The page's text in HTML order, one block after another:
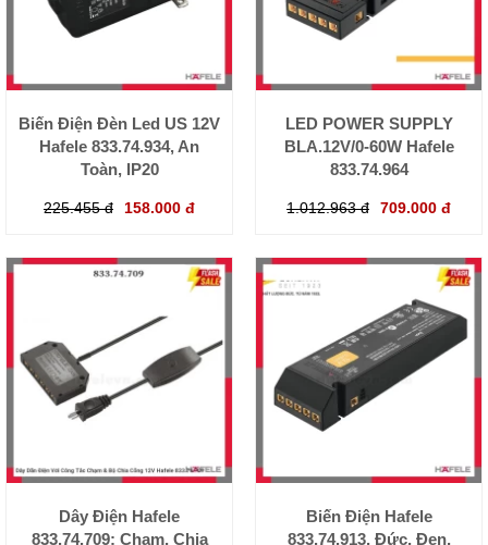
Biến Điện Đèn Led US 12V
Hafele 833.74.934, An
Toàn, IP20
225.455 đ 158.000 đ
LED POWER SUPPLY
BLA.12V/0-60W Hafele
833.74.964
1.012.963 đ 709.000 đ
Dây Điện Hafele
833.74.709: Chạm, Chia
Biến Điện Hafele
833.74.913, Đức, Đen,